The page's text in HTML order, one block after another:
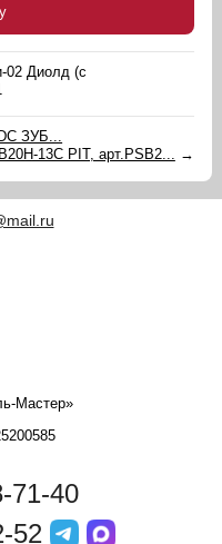
02 Диолд (с
ЗУБ...
13C PIT, арт.PSB2... →
Мастер»
71-40
52